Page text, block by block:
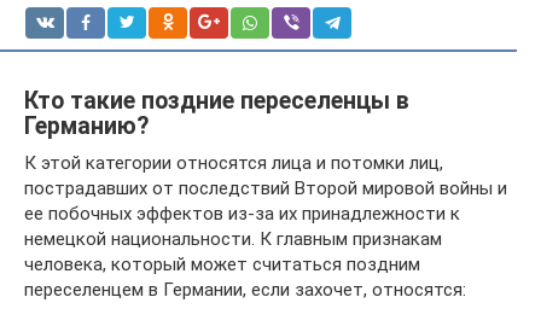
Кто такие поздние переселенцы в
Германию?
К этой категории относятся лица и потомки лиц,
пострадавших от последствий Второй мировой войны и
ее побочных эффектов из-за их принадлежности к
немецкой национальности. К главным признакам
человека, который может считаться поздним
переселенцем в Германии, если захочет, относятся: